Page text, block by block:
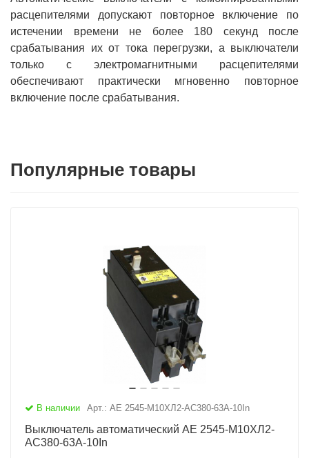
расцепителями допускают повторное включение по
истечении времени не более 180 секунд после
срабатывания их от тока перегрузки, а выключатели
только с электромагнитными расцепителями
обеспечивают практически мгновенно повторное
включение после срабатывания.
Популярные товары
В наличии Арт.: АЕ 2545-М10ХЛ2-AC380-63А-10In
Выключатель автоматический АЕ 2545-М10ХЛ2-
AC380-63А-10In